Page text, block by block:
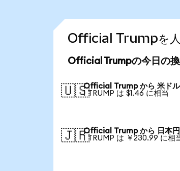
Official Trumpを人
Official Trumpの今日の
🇺🇸Official Trump から 米ドル
1 TRUMP は $1.46 に相当
🇯🇵Official Trump から 日本円
1 TRUMP は ￥230.99 に相